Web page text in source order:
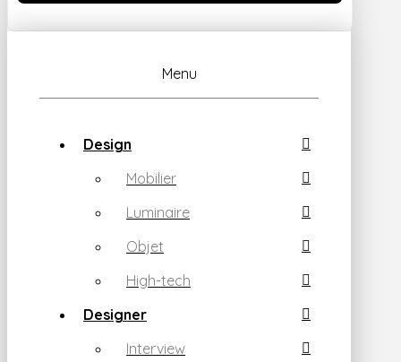
Menu
Design
Mobilier
Luminaire
Objet
High-tech
Designer
Interview